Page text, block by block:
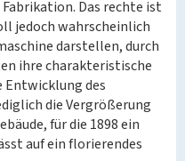
Das rechte ist
jedoch wahrscheinlich
darstellen, durch
ihre charakteristische
Entwicklung des
die Vergrößerung
für die 1898 ein
auf ein florierendes